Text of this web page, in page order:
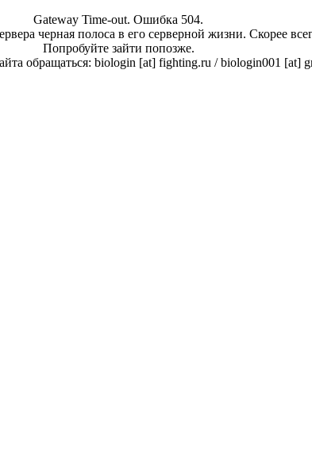
Gateway Time-out. Ошибка 504.
черная полоса в его серверной жизни. Скорее
Попробуйте зайти попозже.
обращаться: biologin [at] fighting.ru / biologin001 [at]